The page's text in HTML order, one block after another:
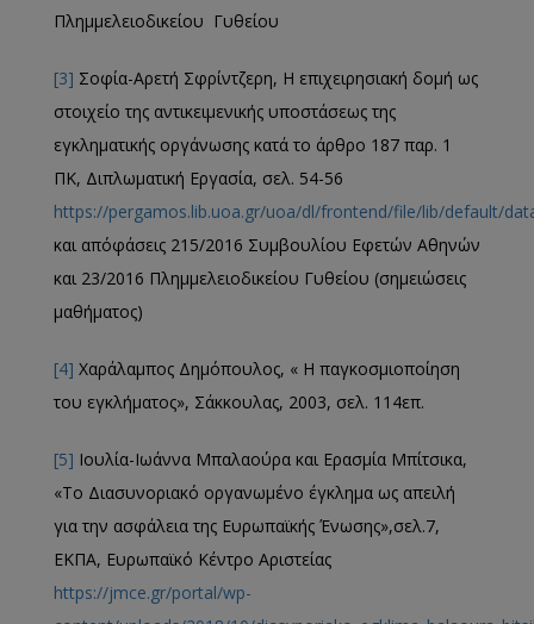
Πλημμελειοδικείου Γυθείου
[3] Σοφία-Αρετή Σφρίντζερη, Η επιχειρησιακή δομή ως
στοιχείο της αντικειμενικής υποστάσεως της
εγκληματικής οργάνωσης κατά το άρθρο 187 παρ. 1
ΠΚ, Διπλωματική Εργασία, σελ. 54-56
https://pergamos.lib.uoa.gr/uoa/dl/frontend/file/lib/default/
και απόφάσεις 215/2016 Συμβουλίου Εφετών Αθηνών
και 23/2016 Πλημμελειοδικείου Γυθείου (σημειώσεις
μαθήματος)
[4] Χαράλαμπος Δημόπουλος, « Η παγκοσμιοποίηση
του εγκλήματος», Σάκκουλας, 2003, σελ. 114επ.
[5] Ιουλία-Ιωάννα Μπαλαούρα και Ερασμία Μπίτσικα,
«Το Διασυνοριακό οργανωμένο έγκλημα ως απειλή
για την ασφάλεια της Ευρωπαϊκής Ένωσης»,σελ.7,
ΕΚΠΑ, Ευρωπαϊκό Κέντρο Αριστείας
https://jmce.gr/portal/wp-